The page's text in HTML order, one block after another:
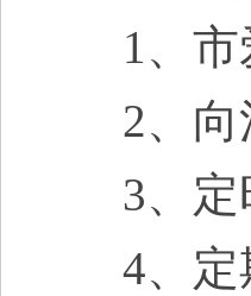
1、
2、
3、
4、